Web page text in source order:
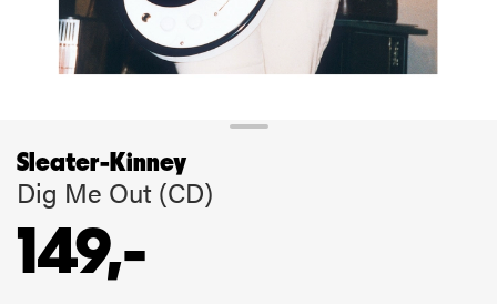
Sleater-Kinney
Dig Me Out (CD)
149,-